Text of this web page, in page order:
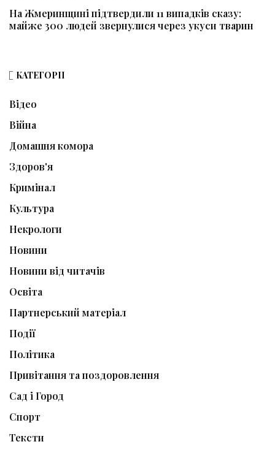
На Жмеринщині підтвердили 11 випадків сказу:
майже 300 людей звернулися через укуси тварин
КАТЕГОРІЇ
Відео
Війна
Домашня комора
Здоров'я
Кримінал
Культура
Некрологи
Новини
Новини від читачів
Освіта
Партнерський матеріал
Події
Політика
Привітання та поздоровлення
Сад і Город
Спорт
Тексти